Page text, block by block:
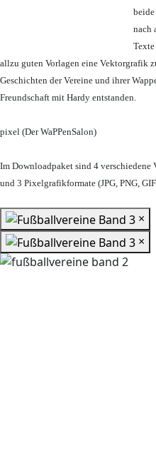
beide
nach
allzu guten Vorlagen eine Vektorgrafik
Geschichten der Vereine und ihrer
Freundschaft mit Hardy entstanden.
pixel (Der WaPPenSalon)
Im Downloadpaket sind 4 verschiedene
und 3 Pixelgrafikformate (JPG, PNG,
×
×